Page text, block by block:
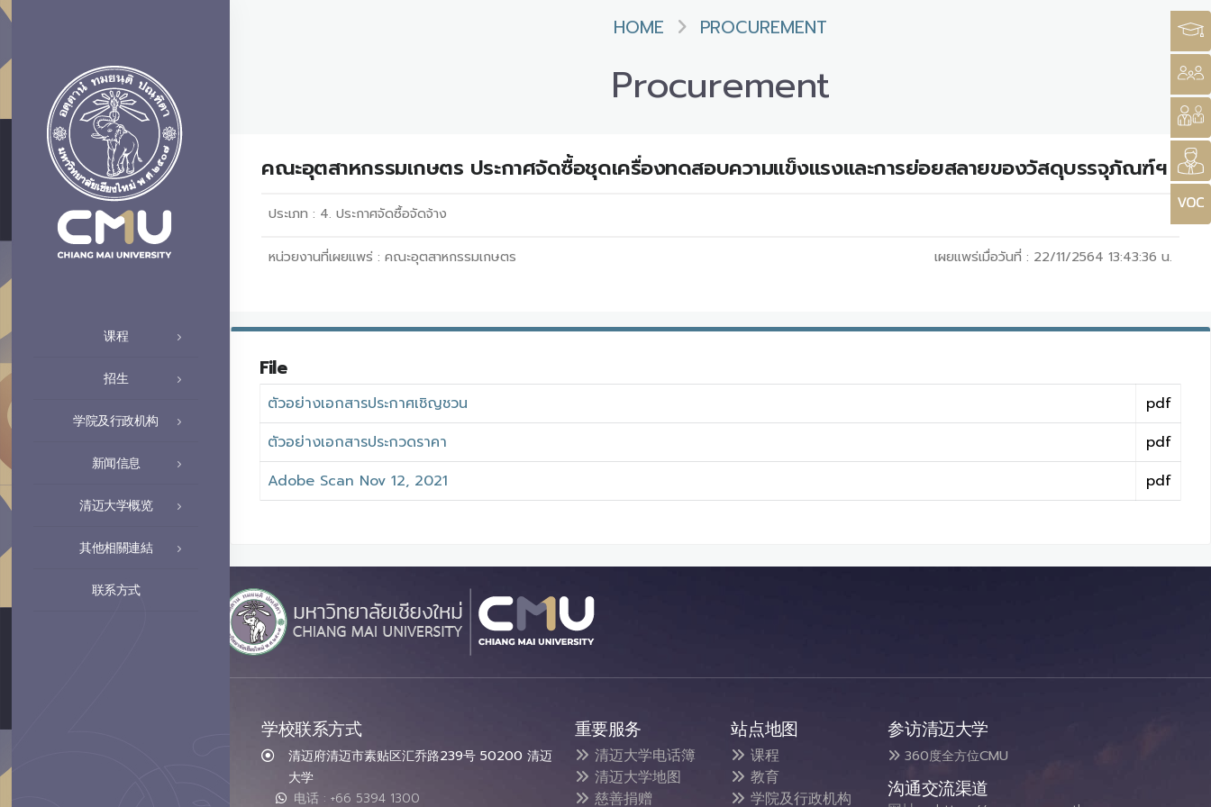
课程
招生
学院及行政机构
新闻信息
清迈大学概览
其他相關連結
联系方式
HOME PROCUREMENT
Procurement
คณะอุตสาหกรรมเกษตร ประกาศจัดซื้อชุดเครื่องทดสอบความแข็งแรงและการย่อยสลายของวัสดุบรรจุภัณฑ์ฯ
ประเภท : 4. ประกาศจัดซื้อจัดจ้าง
หน่วยงานที่เผยแพร่ : คณะอุตสาหกรรมเกษตร เผยแพร่เมื่อวันที่ : 22/11/2564 13:43:36 น.
File
ตัวอย่างเอกสารประกาศเชิญชวน
pdf
ตัวอย่างเอกสารประกวดราคา
pdf
Adobe Scan Nov 12, 2021
pdf
学校联系方式
清迈府清迈市素贴区汇乔路239号 50200 清迈
大学
电话 : +66 5394 1300
重要服务
清迈大学电话簿
清迈大学地图
慈善捐赠
站点地图
课程
教育
学院及行政机构
参访清迈大学
360度全方位CMU
沟通交流渠道